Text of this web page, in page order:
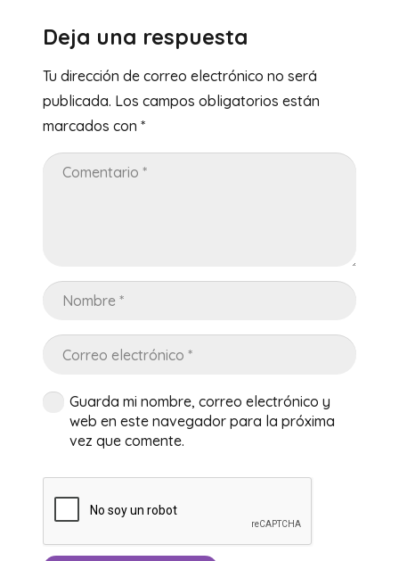
Deja una respuesta
Tu dirección de correo electrónico no será
publicada. Los campos obligatorios están
marcados con *
Guarda mi nombre, correo electrónico y
web en este navegador para la próxima
vez que comente.